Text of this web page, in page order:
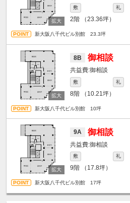
敷 礼
2階 （23.36坪）
新大阪八千代ビル別館 23.3坪
8B 御相談
御相談
敷 礼
8階 （10.21坪）
新大阪八千代ビル別館 10坪
9A 御相談
御相談
敷 礼
9階 （17.8坪）
新大阪八千代ビル別館 17坪